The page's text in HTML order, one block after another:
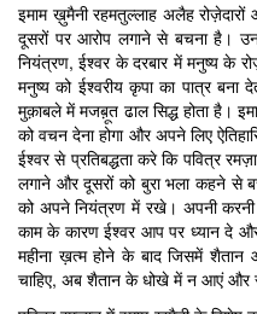
इमाम ख़ुमैनी रहमतुल्लाह अलैह
दूसरों पर आरोप लगाने से बचना है।
नियंत्रण, ईश्वर के दरबार में मनुष्य के
मनुष्य को ईश्वरीय कृपा का पात्र बना
मुक़ाबले में मजब़ूत ढाल सिद्ध होता है।
को वचन देना होगा और अपने लिए
ईश्वर से प्रतिबद्धता करे कि पवित्र
लगाने और दूसरों को बुरा भला कहने
को अपने नियंत्रण में रखे। अपनी
काम के कारण ईश्वर आप पर ध्यान दे
महीना ख़त्म होने के बाद जिसमें शैतान
चाहिए, अब शैतान के धोखे में न आएं और